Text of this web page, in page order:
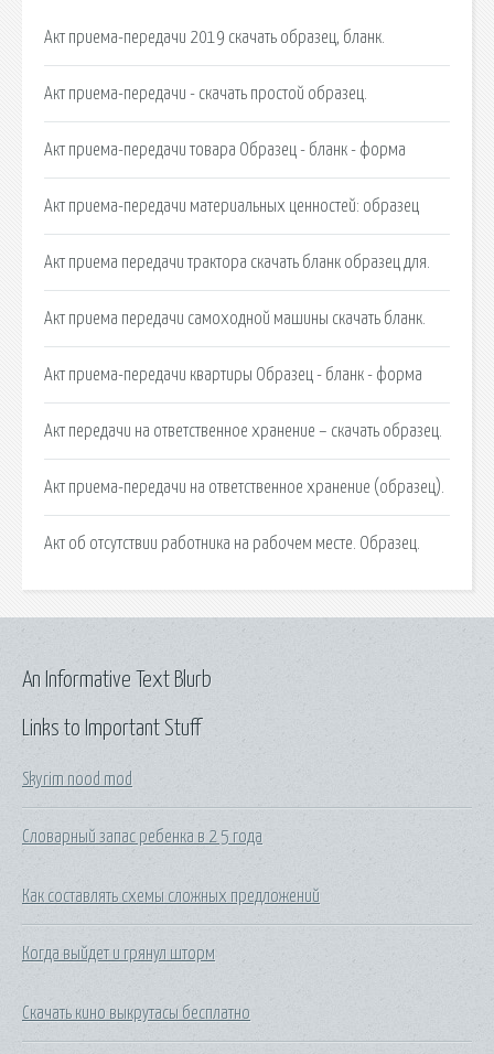
Акт приема-передачи 2019 скачать образец, бланк.
Акт приема-передачи - скачать простой образец.
Акт приема-передачи товара Образец - бланк - форма
Акт приема-передачи материальных ценностей: образец
Акт приема передачи трактора скачать бланк образец для.
Акт приема передачи самоходной машины скачать бланк.
Акт приема-передачи квартиры Образец - бланк - форма
Акт передачи на ответственное хранение – скачать образец.
Акт приема-передачи на ответственное хранение (образец).
Акт об отсутствии работника на рабочем месте. Образец.
Links to Important Stuff
Skyrim nood mod
Словарный запас ребенка в 2 5 года
Как составлять схемы сложных предложений
Когда выйдет и грянул шторм
Скачать кино выкрутасы бесплатно
An Informative Text Blurb